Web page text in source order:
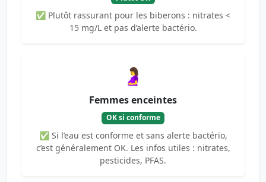
✅ Plutôt rassurant pour les biberons : nitrates <
15 mg/L et pas d’alerte bactério.
🤰
Femmes enceintes
OK si conforme
✅ Si l’eau est conforme et sans alerte bactério,
c’est généralement OK. Les infos utiles : nitrates,
pesticides, PFAS.